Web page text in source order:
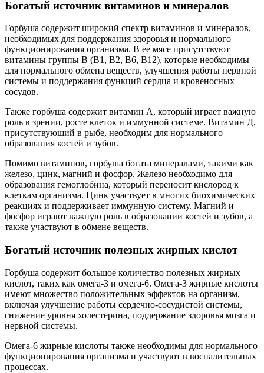
Богатый источник витаминов и минералов
Горбуша содержит широкий спектр витаминов и минералов,
необходимых для поддержания здоровья и нормального
функционирования организма. В ее мясе присутствуют
витамины группы В (В1, В2, В6, В12), которые необходимы
для нормального обмена веществ, улучшения работы нервной
системы и поддержания функций сердца и кровеносных
сосудов.
Также горбуша содержит витамин А, который играет важную
роль в зрении, росте клеток и иммунной системе. Витамин Д,
присутствующий в рыбе, необходим для нормального
образования костей и зубов.
Помимо витаминов, горбуша богата минералами, такими как
железо, цинк, магний и фосфор. Железо необходимо для
образования гемоглобина, который переносит кислород к
клеткам организма. Цинк участвует в многих биохимических
реакциях и поддерживает иммунную систему. Магний и
фосфор играют важную роль в образовании костей и зубов, а
также участвуют в обмене веществ.
Богатый источник полезных жирных кислот
Горбуша содержит большое количество полезных жирных
кислот, таких как омега-3 и омега-6. Омега-3 жирные кислоты
имеют множество положительных эффектов на организм,
включая улучшение работы сердечно-сосудистой системы,
снижение уровня холестерина, поддержание здоровья мозга и
нервной системы.
Омега-6 жирные кислоты также необходимы для нормального
функционирования организма и участвуют в воспалительных
процессах.